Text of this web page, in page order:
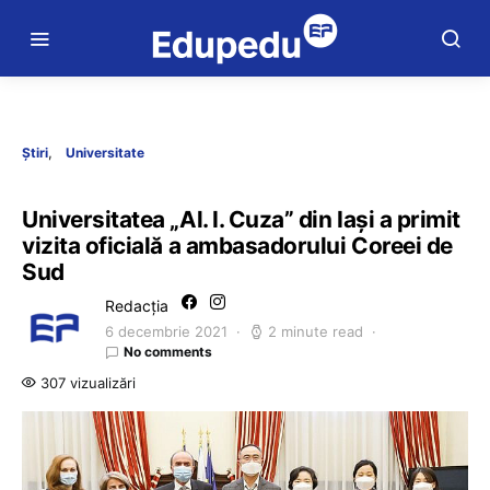
Știri Universitate
Universitatea „Al. I. Cuza” din Iași a primit
vizita oficială a ambasadorului Coreei de
Sud
Redacția
6 decembrie 2021 2 minute read
No comments
307 vizualizări